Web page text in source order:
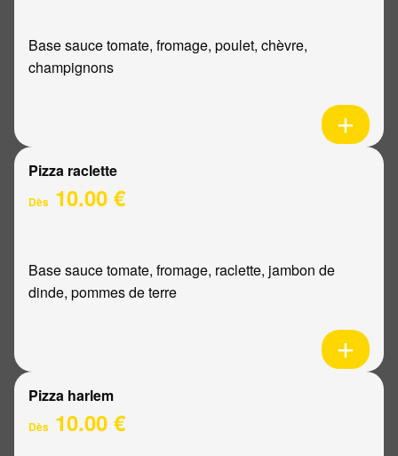
Base sauce tomate, fromage, poulet, chèvre,
champignons
Pizza raclette
Dès 10.00 €
Base sauce tomate, fromage, raclette, jambon de
dinde, pommes de terre
Pizza harlem
Dès 10.00 €